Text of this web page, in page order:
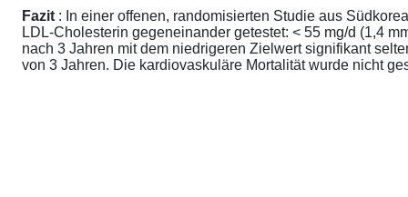
Fazit : In einer offenen, randomisierten Studie aus
LDL-Cholesterin gegeneinander getestet: < 55 mg/d (1,4
nach 3 Jahren mit dem niedrigeren Zielwert signifikant
von 3 Jahren. Die kardiovaskuläre Mortalität wurde nicht